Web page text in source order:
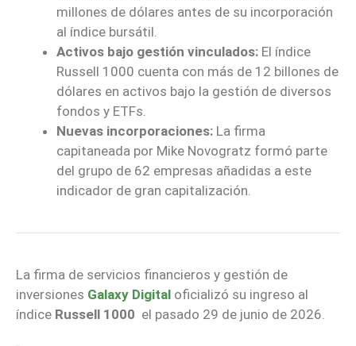
millones de dólares antes de su incorporación
al índice bursátil.
Activos bajo gestión vinculados: El índice
Russell 1000 cuenta con más de 12 billones de
dólares en activos bajo la gestión de diversos
fondos y ETFs.
Nuevas incorporaciones: La firma
capitaneada por Mike Novogratz formó parte
del grupo de 62 empresas añadidas a este
indicador de gran capitalización.
La firma de servicios financieros y gestión de
inversiones Galaxy Digital oficializó su ingreso al
índice Russell 1000 el pasado 29 de junio de 2026.